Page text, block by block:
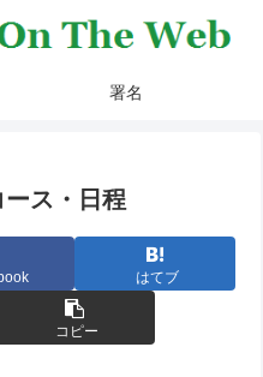
署名
ース・日程
はてブ
コピー